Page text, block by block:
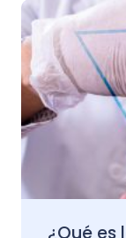
¿Qué es